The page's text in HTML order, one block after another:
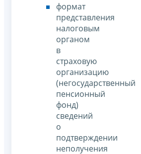
формат
представления
налоговым
органом
в
страховую
организацию
(негосударственный
пенсионный
фонд)
сведений
о
подтверждении
неполучения